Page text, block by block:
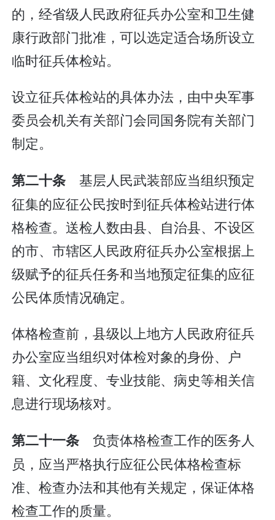
的，经省级人民政府征兵办公室和卫生健
康行政部门批准，可以选定适合场所设立
临时征兵体检站。
设立征兵体检站的具体办法，由中央军事
委员会机关有关部门会同国务院有关部门
制定。
第二十条 基层人民武装部应当组织预定
征集的应征公民按时到征兵体检站进行体
格检查。送检人数由县、自治县、不设区
的市、市辖区人民政府征兵办公室根据上
级赋予的征兵任务和当地预定征集的应征
公民体质情况确定。
体格检查前，县级以上地方人民政府征兵
办公室应当组织对体检对象的身份、户
籍、文化程度、专业技能、病史等相关信
息进行现场核对。
第二十一条 负责体格检查工作的医务人
员，应当严格执行应征公民体格检查标
准、检查办法和其他有关规定，保证体格
检查工作的质量。